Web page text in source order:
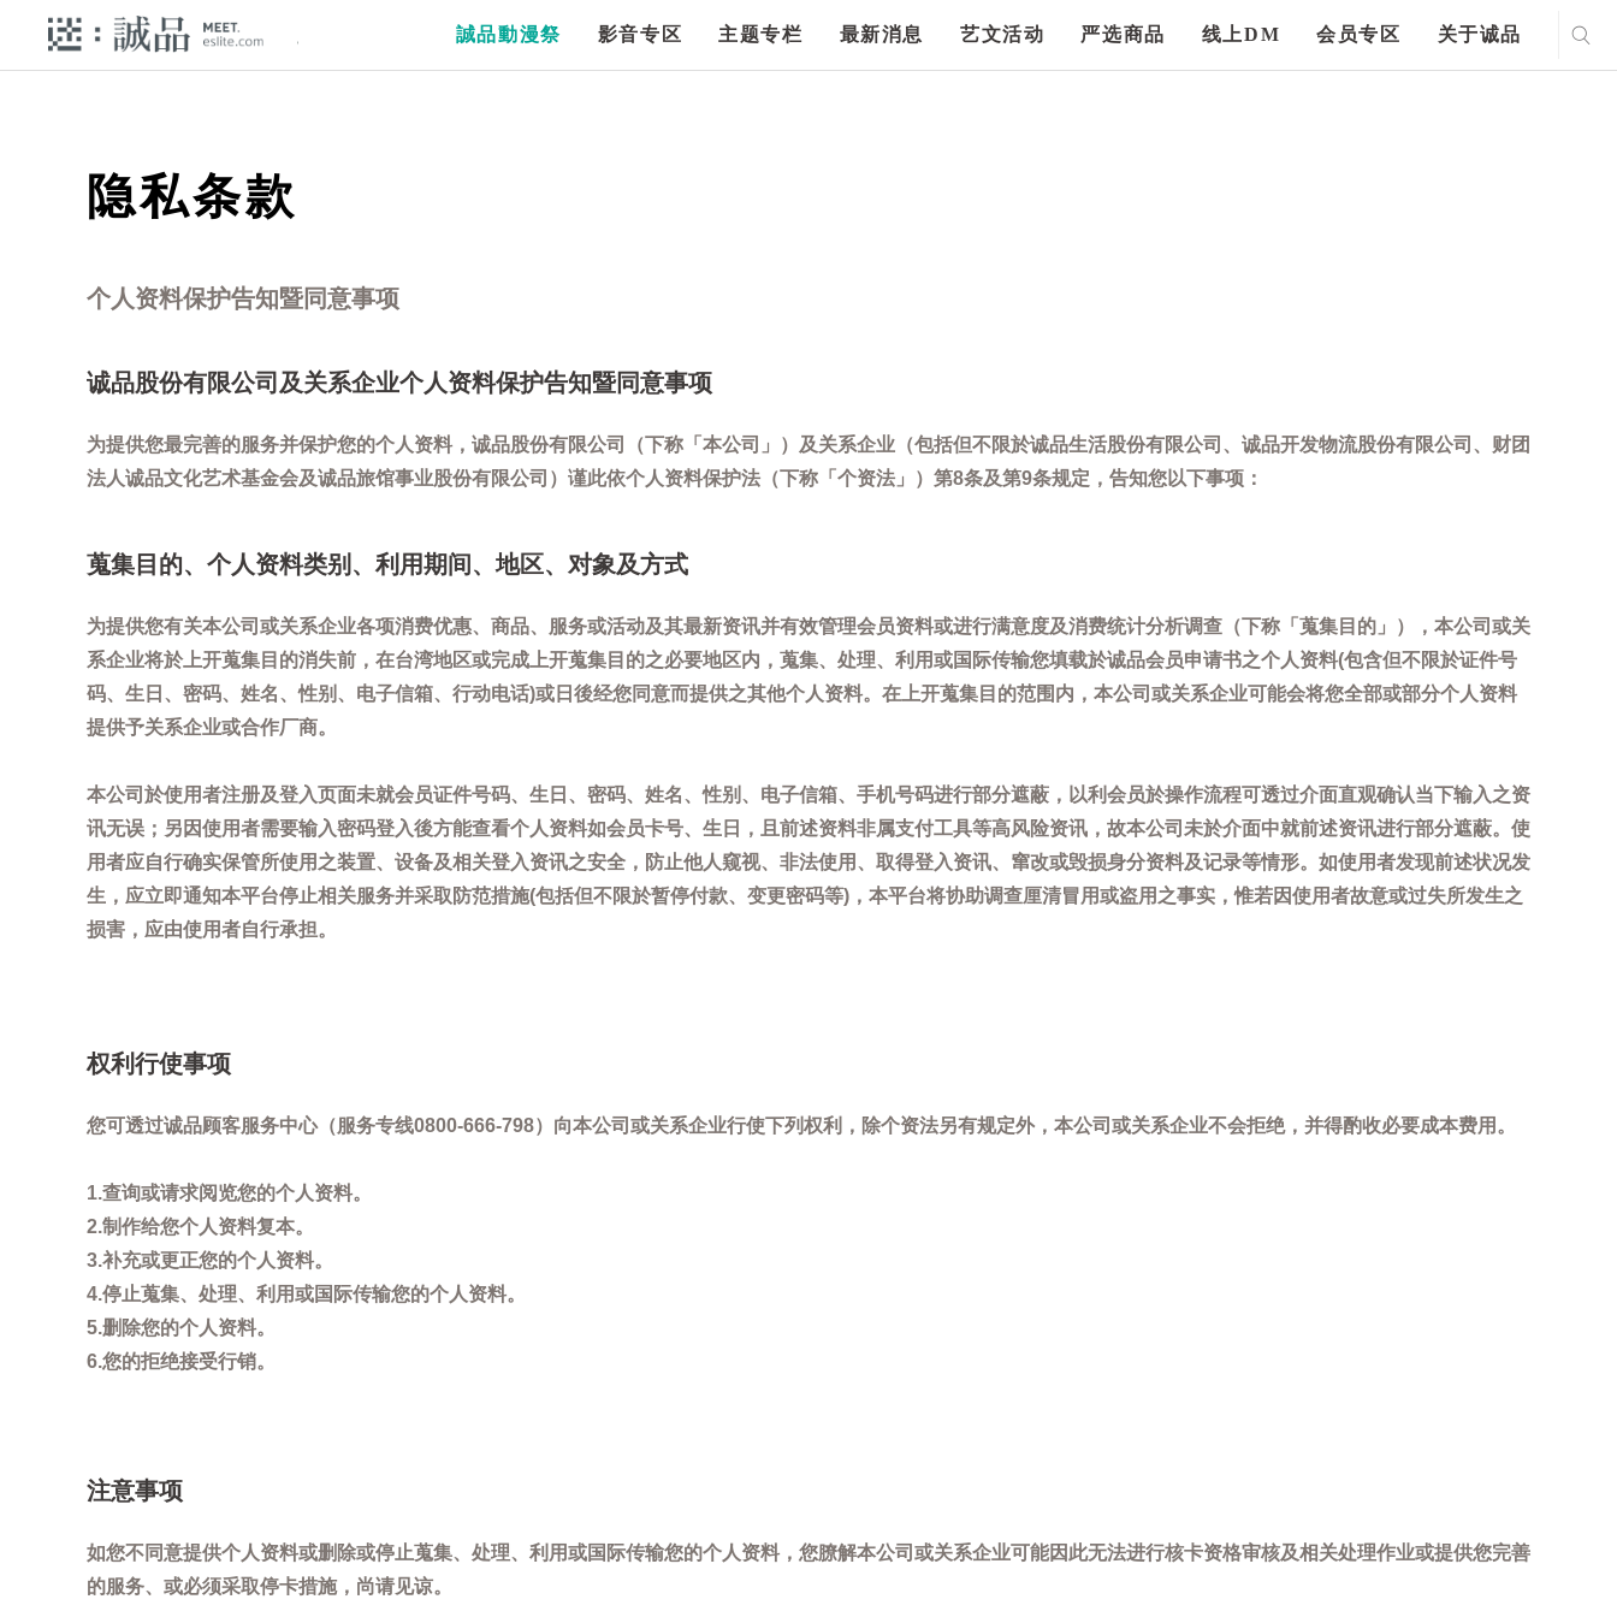
誠品動漫祭 影音专区 主题专栏 最新消息 艺文活动 严选商品 线上DM 会员专区 关于诚品
隐私条款
个人资料保护告知暨同意事项
诚品股份有限公司及关系企业个人资料保护告知暨同意事项
为提供您最完善的服务并保护您的个人资料，诚品股份有限公司（下称「本公司」）及关系企业（包括但不限於诚品生活股份有限公司、诚品开发物流股份有限公司、财团
法人诚品文化艺术基金会及诚品旅馆事业股份有限公司）谨此依个人资料保护法（下称「个资法」）第8条及第9条规定，告知您以下事项：
蒐集目的、个人资料类别、利用期间、地区、对象及方式
为提供您有关本公司或关系企业各项消费优惠、商品、服务或活动及其最新资讯并有效管理会员资料或进行满意度及消费统计分析调查（下称「蒐集目的」），本公司或关
系企业将於上开蒐集目的消失前，在台湾地区或完成上开蒐集目的之必要地区内，蒐集、处理、利用或国际传输您填载於诚品会员申请书之个人资料(包含但不限於证件号
码、生日、密码、姓名、性别、电子信箱、行动电话)或日後经您同意而提供之其他个人资料。在上开蒐集目的范围内，本公司或关系企业可能会将您全部或部分个人资料
提供予关系企业或合作厂商。
本公司於使用者注册及登入页面未就会员证件号码、生日、密码、姓名、性别、电子信箱、手机号码进行部分遮蔽，以利会员於操作流程可透过介面直观确认当下输入之资
讯无误；另因使用者需要输入密码登入後方能查看个人资料如会员卡号、生日，且前述资料非属支付工具等高风险资讯，故本公司未於介面中就前述资讯进行部分遮蔽。使
用者应自行确实保管所使用之装置、设备及相关登入资讯之安全，防止他人窥视、非法使用、取得登入资讯、窜改或毁损身分资料及记录等情形。如使用者发现前述状况发
生，应立即通知本平台停止相关服务并采取防范措施(包括但不限於暂停付款、变更密码等)，本平台将协助调查厘清冒用或盗用之事实，惟若因使用者故意或过失所发生之
损害，应由使用者自行承担。
权利行使事项
您可透过诚品顾客服务中心（服务专线0800-666-798）向本公司或关系企业行使下列权利，除个资法另有规定外，本公司或关系企业不会拒绝，并得酌收必要成本费用。
1.查询或请求阅览您的个人资料。
2.制作给您个人资料复本。
3.补充或更正您的个人资料。
4.停止蒐集、处理、利用或国际传输您的个人资料。
5.删除您的个人资料。
6.您的拒绝接受行销。
注意事项
如您不同意提供个人资料或删除或停止蒐集、处理、利用或国际传输您的个人资料，您膫解本公司或关系企业可能因此无法进行核卡资格审核及相关处理作业或提供您完善
的服务、或必须采取停卡措施，尚请见谅。